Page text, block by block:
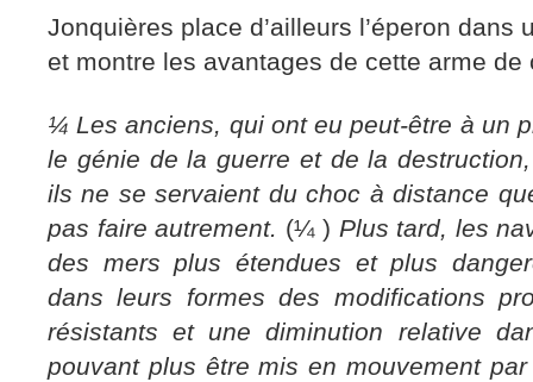
Jonquières place d’ailleurs l’éperon dans
et montre les avantages de cette arme de
¼ Les anciens, qui ont eu peut-être à un
le génie de la guerre et de la
ils ne se servaient du choc à distance
pas faire autrement. (¼ ) Plus tard, les
des mers plus étendues et plus
dans leurs formes des modifications
résistants et une diminution relative
pouvant plus être mis en mouvement